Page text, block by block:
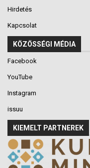
Hirdetés
Kapcsolat
KÖZÖSSÉGI MÉDIA
Facebook
YouTube
Instagram
issuu
KIEMELT PARTNEREK